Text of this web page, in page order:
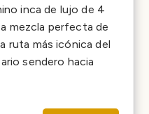
inca de lujo de 4
mezcla perfecta de
ruta más icónica del
sendero hacia